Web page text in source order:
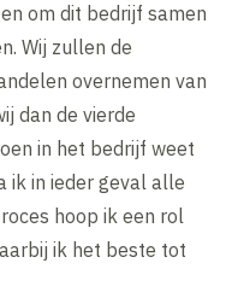
om dit bedrijf samen
Wij zullen de
overnemen van
dan de vierde
in het bedrijf weet
ik in ieder geval alle
hoop ik een rol
ik het beste tot